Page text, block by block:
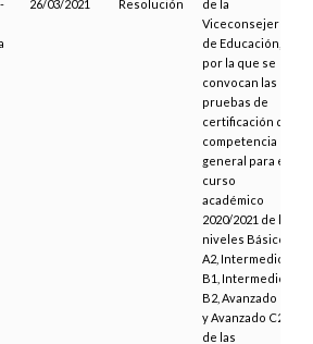
26/03/2021 Resolución
de la
Viceconsejería
de Educación,
por la que se
convocan las
pruebas de
certificación de
competencia
general para el
curso
académico
2020/2021 de los
niveles Básico
A2, Intermedio
B1, Intermedio
B2, Avanzado C1
y Avanzado C2
de las